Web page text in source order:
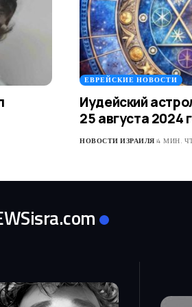
ЕВРЕЙСКИЕ НОВОСТИ
Иудейский
25 августа 2024
НОВОСТИ ИЗРАИЛЯ 4 МИН.